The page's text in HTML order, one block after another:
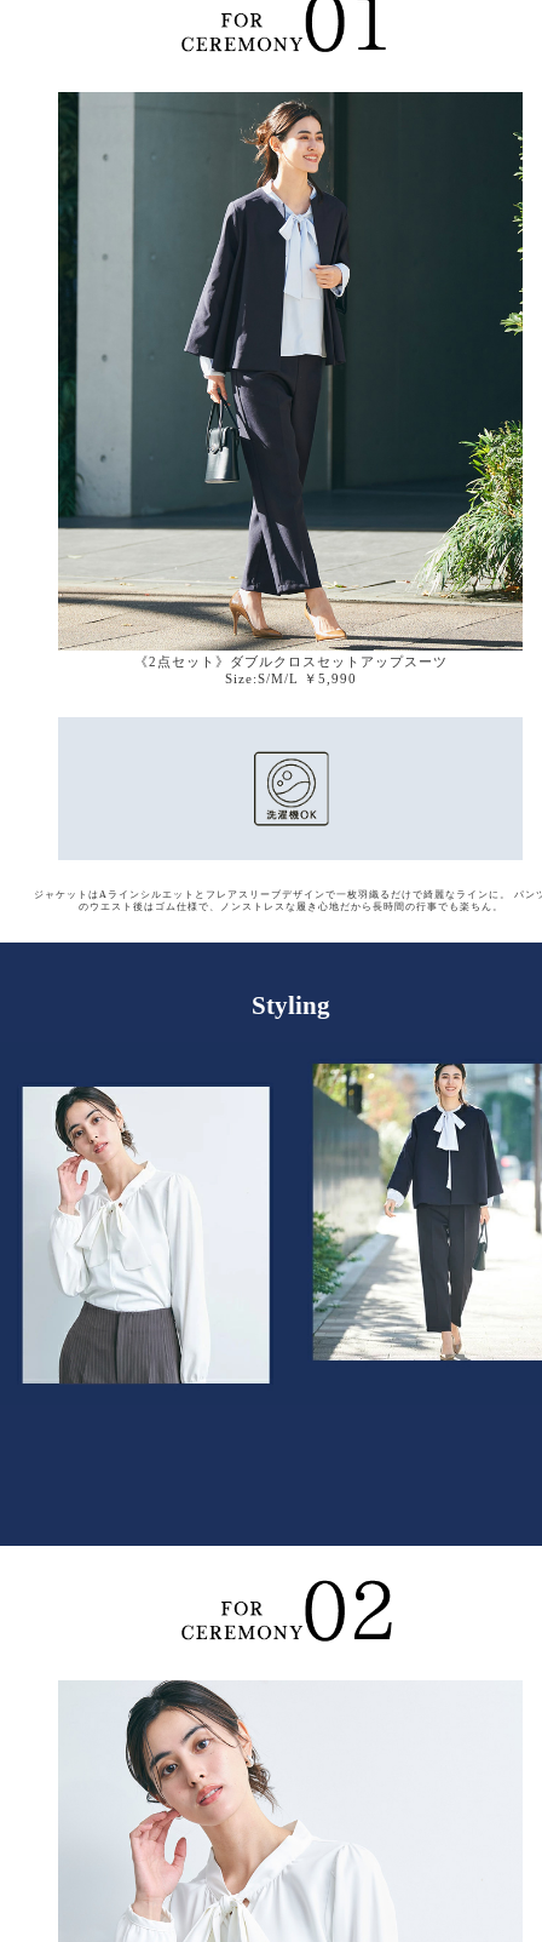
《2点セット》ダブルクロスセットアップスーツ
Size:S/M/L ￥5,990
ジャケットはAラインシルエットとフレアスリーブデザインで一枚羽織るだけで綺麗なラインに。
パン
のウエスト後はゴム仕様で、ノンストレスな履き心地だから長時間の行事でも楽ちん。
Styling